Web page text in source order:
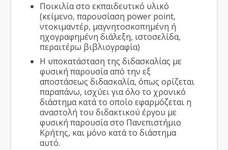
Ποικιλία στο εκπαιδευτικό υλικό
(κείμενο, παρουσίαση power point,
ντοκιμαντέρ, μαγνητοσκοπημένη ή
ηχογραφημένη διάλεξη, ιστοσελίδα,
περαιτέρω βιβλιογραφία)
Η υποκατάσταση της διδασκαλίας με
φυσική παρουσία από την εξ
αποστάσεως διδασκαλία, όπως ορίζεται
παραπάνω, ισχύει για όλο το χρονικό
διάστημα κατά το οποίο εφαρμόζεται η
αναστολή του διδακτικού έργου με
φυσική παρουσία στο Πανεπιστήμιο
Κρήτης, και μόνο κατά το διάστημα
αυτό.